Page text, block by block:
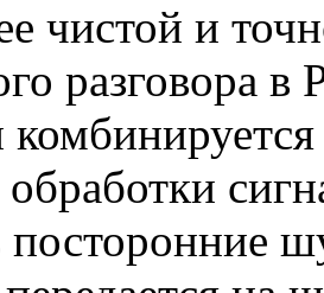
чистой и
разговора
посторонние